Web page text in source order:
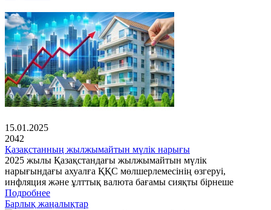
15.01.2025
2042
Қазақстанның жылжымайтын мүлік нарығы
2025 жылы Қазақстандағы жылжымайтын мүлік
нарығындағы ахуалға ҚҚС мөлшерлемесінің өзгеруі,
инфляция және ұлттық валюта бағамы сияқты бірнеше
Подробнее
Барлық жаңалықтар